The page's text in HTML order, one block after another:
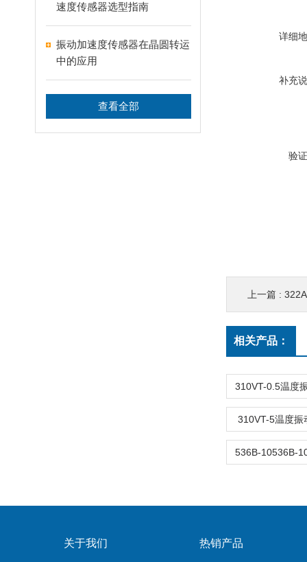
速度传感器选型指南
振动加速度传感器在晶圆转运
中的应用
查看全部
详细
补充
验
上一篇 :
相关产品：
310VT-5温度振
关于我们 热销产品